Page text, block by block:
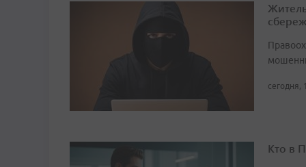
сегодня,
Кто в